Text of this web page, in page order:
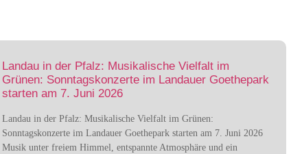
Landau in der Pfalz: Musikalische Vielfalt im
Grünen: Sonntagskonzerte im Landauer Goethepark
starten am 7. Juni 2026
Landau in der Pfalz: Musikalische Vielfalt im Grünen:
Sonntagskonzerte im Landauer Goethepark starten am 7. Juni 2026
Musik unter freiem Himmel, entspannte Atmosphäre und ein